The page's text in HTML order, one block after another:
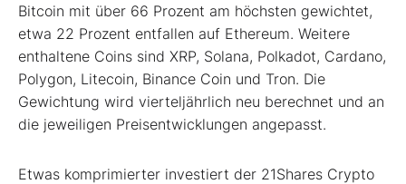
Bitcoin mit über 66 Prozent am höchsten gewichtet,
etwa 22 Prozent entfallen auf Ethereum. Weitere
enthaltene Coins sind XRP, Solana, Polkadot, Cardano,
Polygon, Litecoin, Binance Coin und Tron. Die
Gewichtung wird vierteljährlich neu berechnet und an
die jeweiligen Preisentwicklungen angepasst.
Etwas komprimierter investiert der 21Shares Crypto